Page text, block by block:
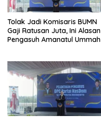
Tolak Jadi Komisaris BUMN
Gaji Ratusan Juta, Ini Alasan
Pengasuh Amanatul Ummah